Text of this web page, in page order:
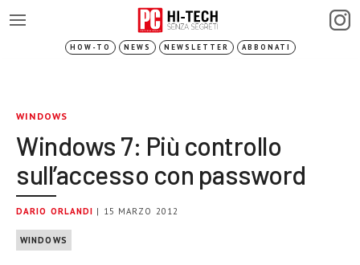
HOW-TO NEWS NEWSLETTER ABBONATI
WINDOWS
Windows 7: Più controllo
sull’accesso con password
DARIO ORLANDI | 15 MARZO 2012
WINDOWS